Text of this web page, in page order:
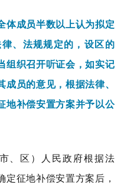
体成员半数以上认为拟定
、法规规定的，设区的
组织召开听证会，如实记
员的意见，根据法律、
地补偿安置方案并予以公
、区）人民政府根据法
征地补偿安置方案后，